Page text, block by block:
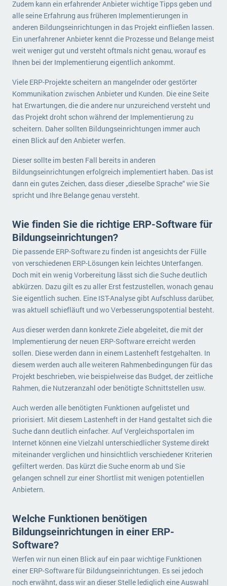
Zudem kann ein erfahrender Anbieter wichtige Tipps geben und
alle seine Erfahrung aus früheren Implementierungen in
anderen Bildungseinrichtungen in das Projekt einfließen lassen.
Ein unerfahrener Anbieter kennt die Prozesse und Belange meist
weit weniger gut und versteht oftmals nicht genau, worauf es
Ihnen bei der Implementierung eigentlich ankommt.
Viele ERP-Projekte scheitern an mangelnder oder gestörter
Kommunikation zwischen Anbieter und Kunden. Die eine Seite
hat Erwartungen, die die andere nur unzureichend versteht und
das Projekt droht schon während der Implementierung zu
scheitern. Daher sollten Bildungseinrichtungen immer auch
einen Blick auf den Anbieter werfen.
Dieser sollte im besten Fall bereits in anderen
Bildungseinrichtungen erfolgreich implementiert haben. Das ist
dann ein gutes Zeichen, dass dieser „dieselbe Sprache“ wie Sie
spricht und Ihre Belange genau versteht.
Wie finden Sie die richtige ERP-Software für
Bildungseinrichtungen?
Die passende ERP-Software zu finden ist angesichts der Fülle
von verschiedenen ERP-Lösungen kein leichtes Unterfangen.
Doch mit ein wenig Vorbereitung lässt sich die Suche deutlich
abkürzen. Dazu gilt es zu aller Erst festzustellen, wonach genau
Sie eigentlich suchen. Eine IST-Analyse gibt Aufschluss darüber,
was aktuell schiefläuft und wo Verbesserungspotential besteht.
Aus dieser werden dann konkrete Ziele abgeleitet, die mit der
Implementierung der neuen ERP-Software erreicht werden
sollen. Diese werden dann in einem Lastenheft festgehalten. In
diesem werden auch alle weiteren Rahmenbedingungen für das
Projekt beschrieben, wie beispielweise das Budget, der zeitliche
Rahmen, die Nutzeranzahl oder benötigte Schnittstellen usw.
Auch werden alle benötigten Funktionen aufgelistet und
priorisiert. Mit diesem Lastenheft in der Hand gestaltet sich die
Suche dann deutlich einfacher. Auf Vergleichsportalen im
Internet können eine Vielzahl unterschiedlicher Systeme direkt
miteinander verglichen und hinsichtlich verschiedener Kriterien
gefiltert werden. Das kürzt die Suche enorm ab und Sie
gelangen schnell zur einer Shortlist mit wenigen potentiellen
Anbietern.
Welche Funktionen benötigen
Bildungseinrichtungen in einer ERP-
Software?
Werfen wir nun einen Blick auf ein paar wichtige Funktionen
einer ERP-Software für Bildungseinrichtungen. Es sei jedoch
noch erwähnt, dass wir an dieser Stelle lediglich eine Auswahl